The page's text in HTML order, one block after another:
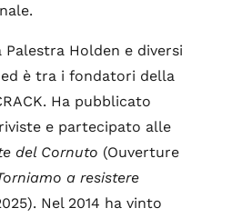
Holden e diversi
è tra i fondatori della
Ha pubblicato
e partecipato alle
del Cornuto (Ouverture
a resistere
Nel 2014 ha vinto